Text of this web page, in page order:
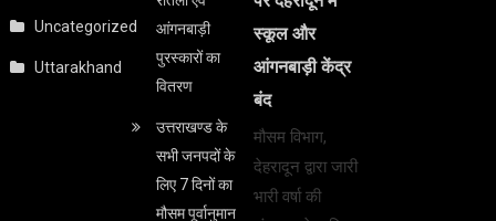
Uncategorized
Uttarakhand
आंगनबाड़ी
पुरस्कारों का
वितरण
उत्तराखण्ड के
सभी जनपदों के
लिए 7 दिनों का
मौसम पूर्वानुमान
स्कूल और
आंगनबाड़ी केंद्र
बंद
मौसम विभाग,
देहरादून द्वारा जारी
भारी वर्षा की